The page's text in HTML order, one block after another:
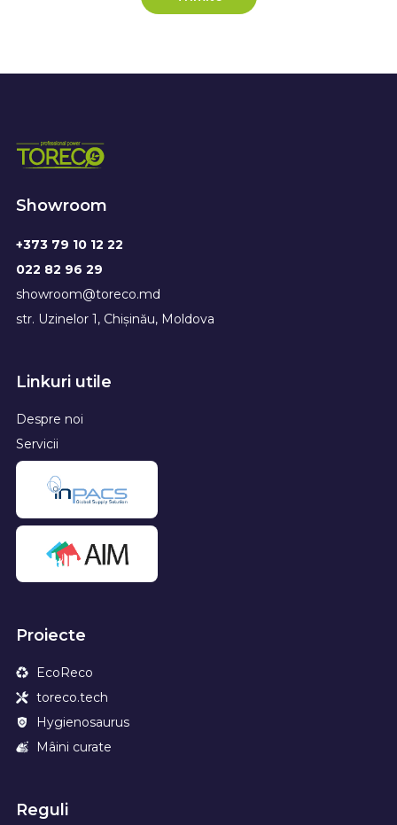
Showroom
+373 79 10 12 22
022 82 96 29
showroom@toreco.md
str. Uzinelor 1, Chișinău, Moldova
Linkuri utile
Despre noi
Servicii
Proiecte
EcoReco
toreco.tech
Hygienosaurus
Mâini curate
Reguli